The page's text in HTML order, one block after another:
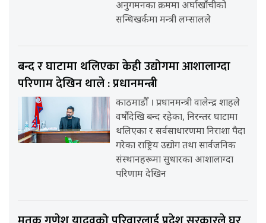
अनुगमनका क्रममा अर्घाखाँचीको
सन्धिखर्कमा मन्त्री लम्सालले
बन्द र घाटामा थलिएका केही उद्योगमा आशालाग्दा
परिणाम देखिन थाले : प्रधानमन्त्री
काठमाडौँ । प्रधानमन्त्री वालेन्द्र शाहले
वर्षौंदेखि बन्द रहेका, निरन्तर घाटामा
थलिएका र सर्वसाधारणमा निराशा पैदा
गरेका राष्ट्रिय उद्योग तथा सार्वजनिक
संस्थानहरूमा सुधारका आशालाग्दा
परिणाम देखिन